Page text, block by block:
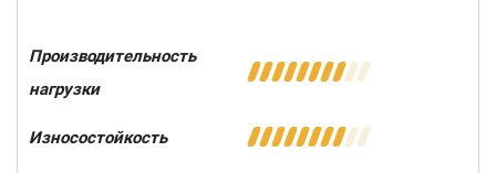
Производительность
нагрузки
Износостойкость